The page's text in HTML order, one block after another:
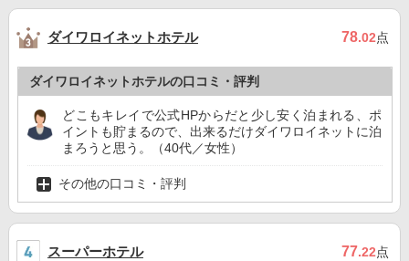
ダイワロイネットホテル 78.02点
ダイワロイネットホテルの口コミ・評判
どこもキレイで公式HPからだと少し安く泊まれる、ポ
イントも貯まるので、出来るだけダイワロイネットに泊
まろうと思う。（40代／女性）
その他の口コミ・評判
スーパーホテル 77.22点